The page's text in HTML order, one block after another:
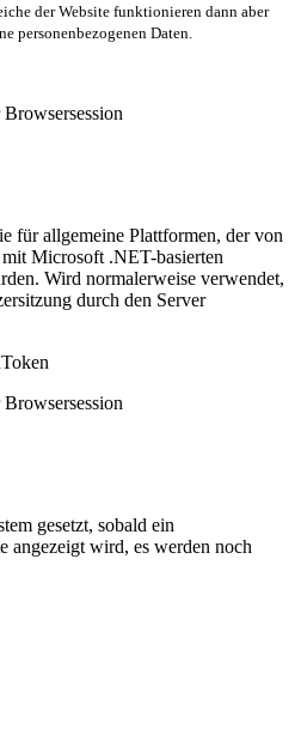
der Website funktionieren dann aber
personenbezogenen Daten.
für allgemeine Plattformen, der von
Microsoft .NET-basierten
Wird normalerweise verwendet,
durch den Server
gesetzt, sobald ein
angezeigt wird, es werden noch